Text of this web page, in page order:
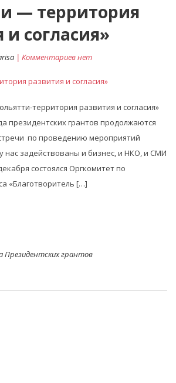
— территория
и согласия»
| Комментариев нет
территория развития и согласия»
президентских грантов продолжаются
по проведению мероприятий
нас задействованы и бизнес, и НКО, и СМИ
состоялся Оргкомитет по
«Благотворитель […]
Президентских грантов